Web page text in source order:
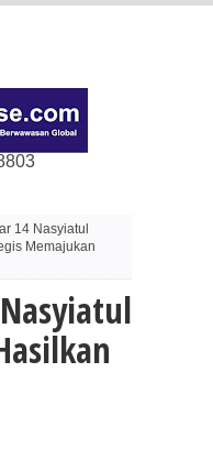
14 Nasyiatul
Memajukan